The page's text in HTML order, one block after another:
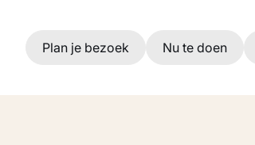
Ga naar hoofdinhoud
Plan je bezoek Nu te doen